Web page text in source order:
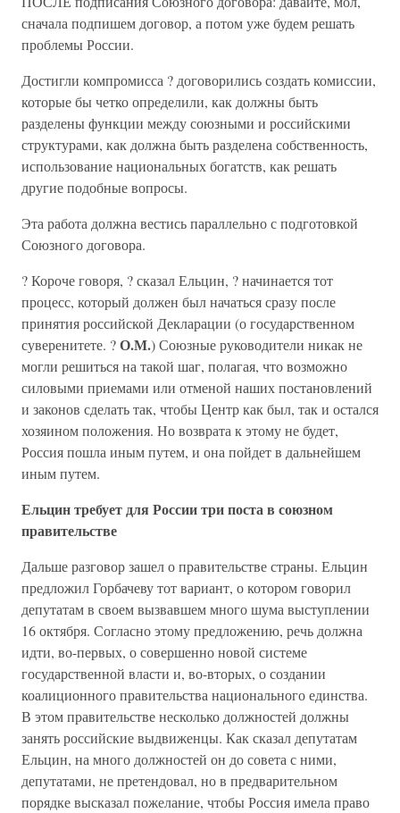
сначала подпишем договор, а потом уже будем решать
проблемы России.
Достигли компромисса ? договорились создать комиссии,
которые бы четко определили, как должны быть
разделены функции между союзными и российскими
структурами, как должна быть разделена собственность,
использование национальных богатств, как решать
другие подобные вопросы.
Эта работа должна вестись параллельно с подготовкой
Союзного договора.
? Короче говоря, ? сказал Ельцин, ? начинается тот
процесс, который должен был начаться сразу после
принятия российской Декларации (о государственном
суверенитете. ?О.М.) Союзные руководители никак не
могли решиться на такой шаг, полагая, что возможно
силовыми приемами или отменой наших постановлений
и законов сделать так, чтобы Центр как был, так и остался
хозяином положения. Но возврата к этому не будет,
Россия пошла иным путем, и она пойдет в дальнейшем
иным путем.
Ельцин требует для России три поста в союзном
правительстве
Дальше разговор зашел о правительстве страны. Ельцин
предложил Горбачеву тот вариант, о котором говорил
депутатам в своем вызвавшем много шума выступлении
16 октября. Согласно этому предложению, речь должна
идти, во-первых, о совершенно новой системе
государственной власти и, во-вторых, о создании
коалиционного правительства национального единства.
В этом правительстве несколько должностей должны
занять российские выдвиженцы. Как сказал депутатам
Ельцин, на много должностей он до совета с ними,
депутатами, не претендовал, но в предварительном
порядке высказал пожелание, чтобы Россия имела право